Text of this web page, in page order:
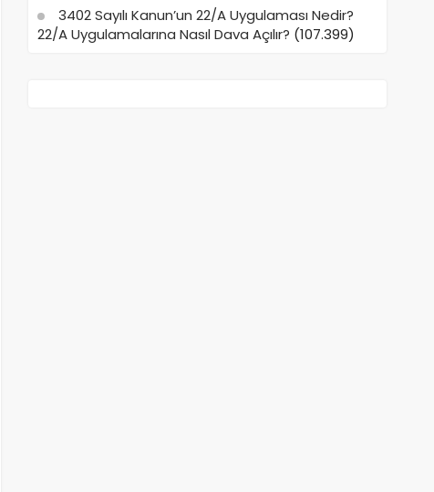
3402 Sayılı Kanun’un 22/A Uygulaması Nedir?
22/A Uygulamalarına Nasıl Dava Açılır? (107.399)